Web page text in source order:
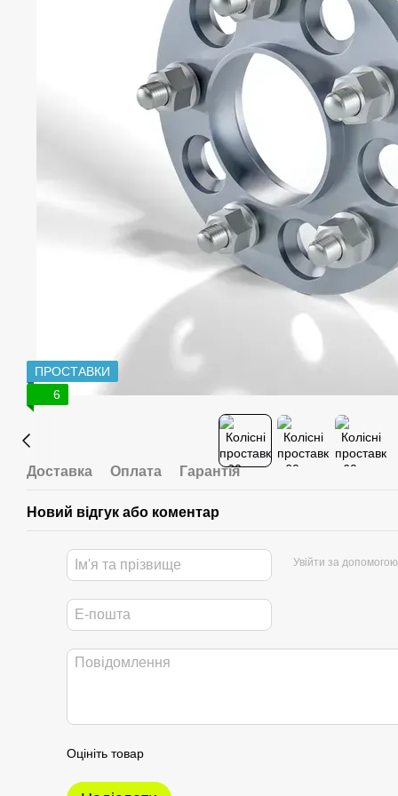
ПРОСТАВКИ
6
Доставка Оплата Гарантія
Новий відгук або коментар
Увійти за допомогою
Оцініть товар